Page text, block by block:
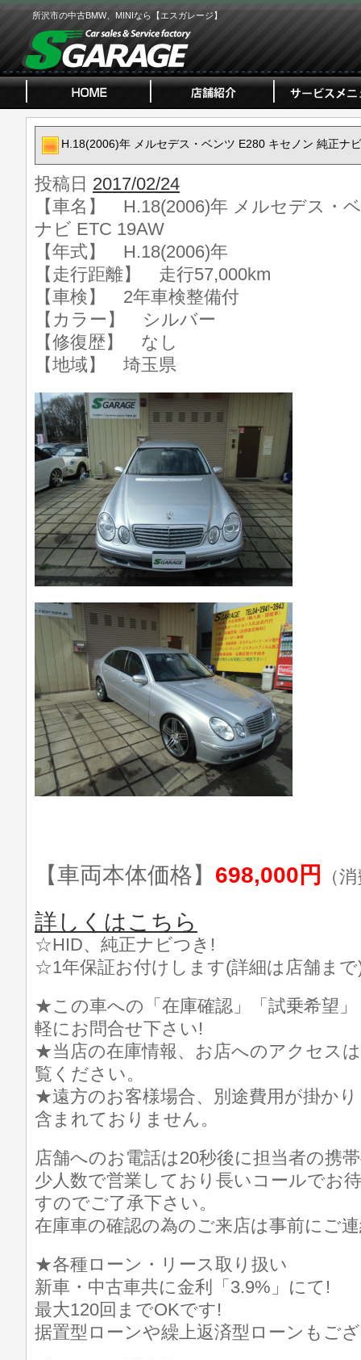
所沢市の中古BMW、MINIなら【エスガレージ】
H.18(2006)年 メルセデス・ベンツ E280 キセノン 純正ナ
投稿日 2017/02/24
【車名】 H.18(2006)年 メルセデス・
ナビ ETC 19AW
【年式】 H.18(2006)年
【走行距離】 走行57,000km
【車検】 2年車検整備付
【カラー】 シルバー
【修復歴】 なし
【地域】 埼玉県
【車両本体価格】 698,000円 （
詳しくはこちら
☆HID、純正ナビつき!
☆1年保証お付けします(詳細は店舗まで
★この車への「在庫確認」「試乗希望
軽にお問合せ下さい!
★当店の在庫情報、お店へのアクセス
覧ください。
★遠方のお客様場合、別途費用が掛か
含まれておりません。
店舗へのお電話は20秒後に担当者の携
少人数で営業しており長いコールでお
すのでご了承下さい。
在庫車の確認の為のご来店は事前にご
★各種ローン・リース取り扱い
新車・中古車共に金利「3.9%」にて!
最大120回までOKです!
据置型ローンや繰上返済型ローンもご